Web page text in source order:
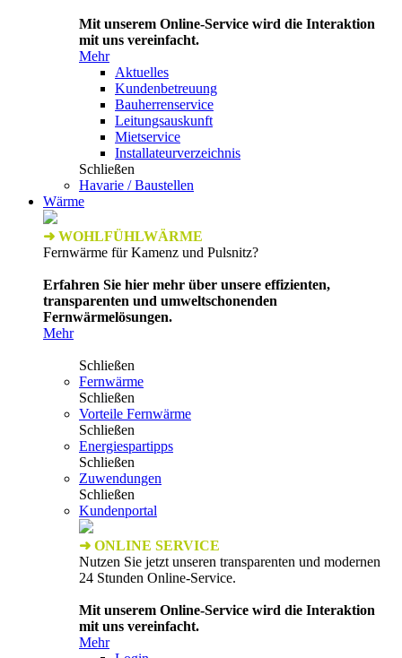
Mit unserem Online-Service wird die Interaktion
mit uns vereinfacht.
Mehr
Aktuelles
Kundenbetreuung
Bauherrenservice
Leitungsauskunft
Mietservice
Installateurverzeichnis
Schließen
Havarie / Baustellen
Wärme
➜ WOHLFÜHLWÄRME
Fernwärme für Kamenz und Pulsnitz?
Erfahren Sie hier mehr über unsere effizienten,
transparenten und umweltschonenden
Fernwärmelösungen.
Mehr
Schließen
Fernwärme
Schließen
Vorteile Fernwärme
Schließen
Energiespartipps
Schließen
Zuwendungen
Schließen
Kundenportal
➜ ONLINE SERVICE
Nutzen Sie jetzt unseren transparenten und modernen
24 Stunden Online-Service.
Mit unserem Online-Service wird die Interaktion
mit uns vereinfacht.
Mehr